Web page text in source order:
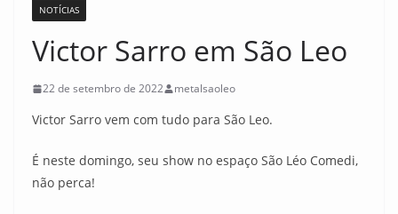
NOTÍCIAS
Victor Sarro em São Leo
22 de setembro de 2022 metalsaoleo
Victor Sarro vem com tudo para São Leo.
É neste domingo, seu show no espaço São Léo Comedi,
não perca!